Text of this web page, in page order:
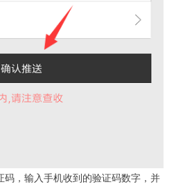
码，输入手机收到的验证码数字，并